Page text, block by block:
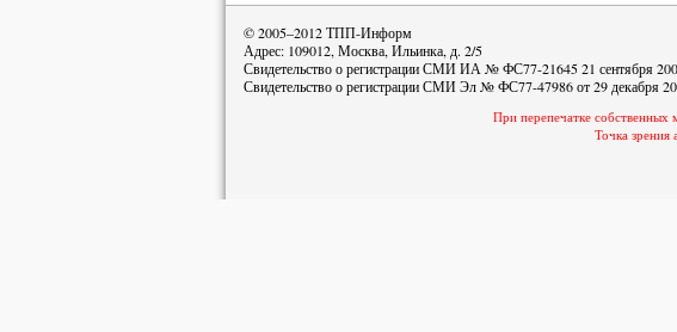
© 2005–2012 ТПП-Информ
Адрес: 109012, Москва, Ильинка, д. 2/5
Свидетельство о регистрации СМИ ИА № ФС77-21645 21 сентября
Свидетельство о регистрации СМИ Эл № ФС77-47986 от 29 декабря
При перепечатке собственных
Точка зрения